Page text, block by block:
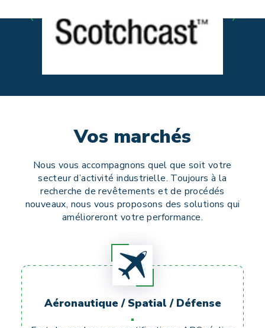
Vos marchés
Nous vous accompagnons quel que soit votre
secteur d’activité industrielle. Toujours à la
recherche de revêtements et de procédés
nouveaux, nous vous proposons des solutions qui
amélioreront votre performance.
Aéronautique / Spatial / Défense